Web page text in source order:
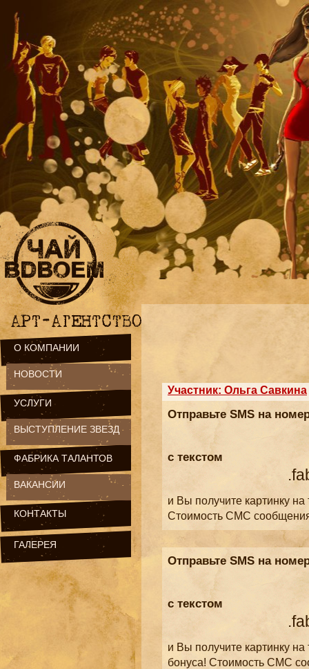
Участник: Ольга Савкина
Отправьте SMS на
с текстом
и Вы получите картинку
Стоимость СМС
Отправьте SMS на
с текстом
и Вы получите картинку
бонуса! Стоимость СМС
О КОМПАНИИ
НОВОСТИ
УСЛУГИ
ВЫСТУПЛЕНИЕ ЗВЕЗД
ФАБРИКА ТАЛАНТОВ
ВАКАНСИИ
КОНТАКТЫ
ГАЛЕРЕЯ